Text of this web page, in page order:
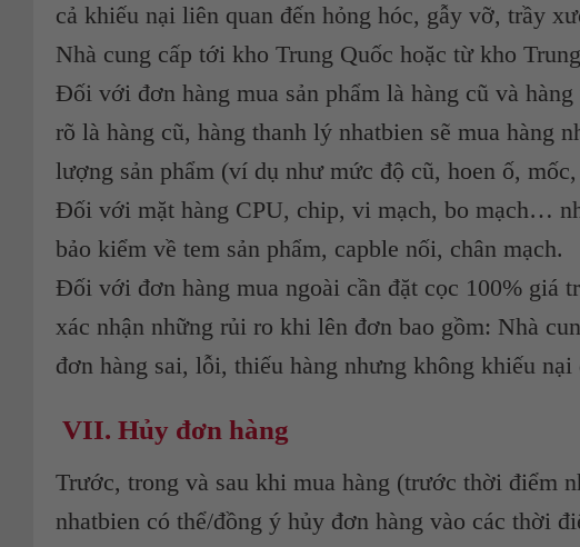
cả khiếu nại liên quan đến hỏng hóc, gẫy vỡ, trầy
Nhà cung cấp tới kho Trung Quốc hoặc từ kho
Đối với đơn hàng mua sản phẩm là hàng cũ và
rõ là hàng cũ, hàng thanh lý nhatbien sẽ mua hàng
lượng sản phẩm (ví dụ như mức độ cũ, hoen ố,
Đối với mặt hàng CPU, chip, vi mạch, bo mạch…
bảo kiểm về tem sản phẩm, capble nối, chân mạch.
Đối với đơn hàng mua ngoài cần đặt cọc 100% giá
xác nhận những rủi ro khi lên đơn bao gồm: Nhà
đơn hàng sai, lỗi, thiếu hàng nhưng không khiếu
VII. Hủy đơn hàng
Trước, trong và sau khi mua hàng (trước thời điểm
nhatbien có thể/đồng ý hủy đơn hàng vào các thời